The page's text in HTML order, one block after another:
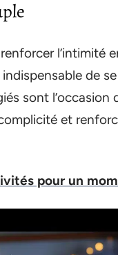
l’intimité
de
sont l’occasion
et
pour un